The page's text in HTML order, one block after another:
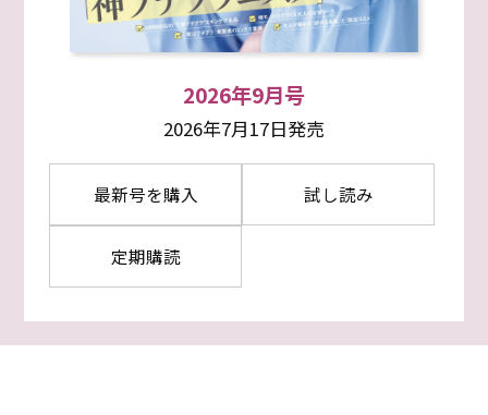
2026年9月号
2026年7月17日発売
最新号を購入 試し読み
定期購読